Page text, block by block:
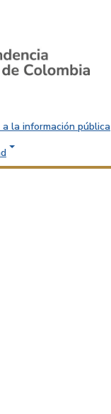
la información pública